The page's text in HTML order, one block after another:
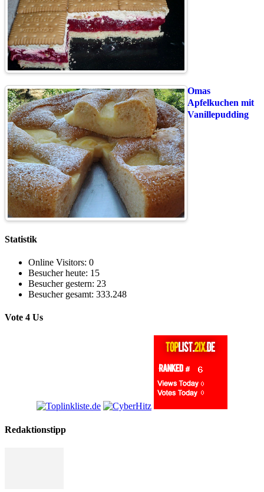
Omas
Apfelkuchen mit
Vanillepudding
Statistik
Online Visitors: 0
Besucher heute: 15
Besucher gestern: 23
Besucher gesamt: 333.248
Vote 4 Us
Redaktionstipp